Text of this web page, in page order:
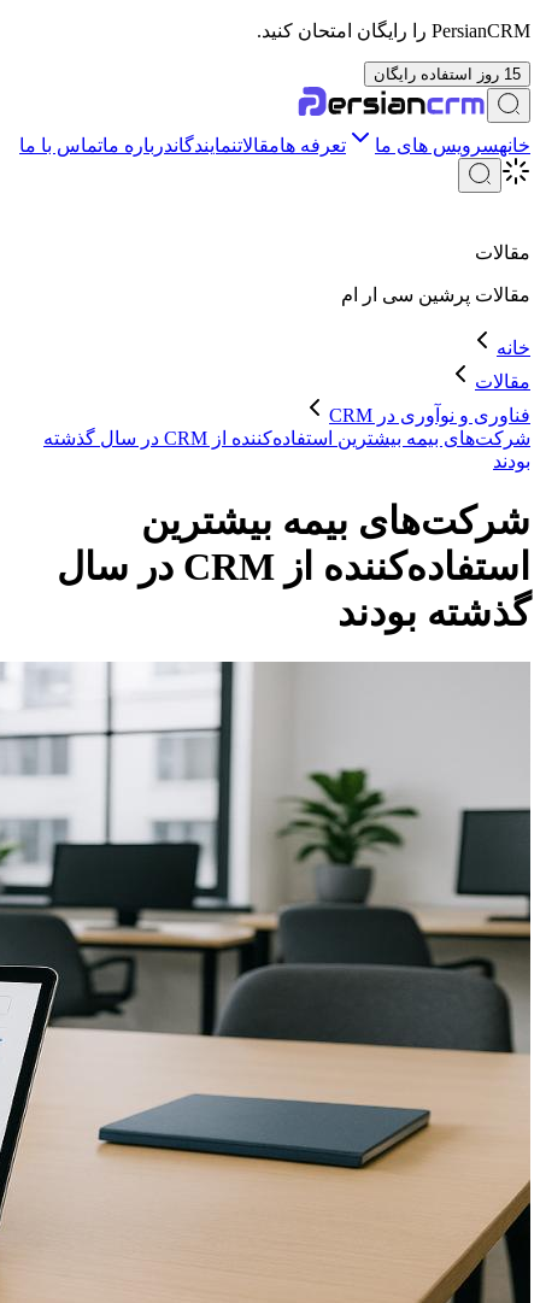
PersianCRM را رایگان امتحان کنید.
15 روز استفاده رایگان
خانهسرویس های ما تعرفه هامقالاتنمایندگاندرباره ماتماس با ما
مقالات
مقالات پرشین سی ار ام
خانه
مقالات
فناوری و نوآوری در CRM
شرکت‌های بیمه بیشترین استفاده‌کننده از CRM در سال گذشته
بودند
شرکت‌های بیمه بیشترین
استفاده‌کننده از CRM در سال
گذشته بودند